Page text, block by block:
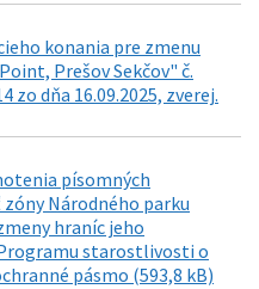
konania pre zmenu
Prešov Sekčov" č.
zo dňa 16.09.2025, zverej.
písomných
Národného parku
hraníc jeho
starostlivosti o
pásmo (593,8 kB)